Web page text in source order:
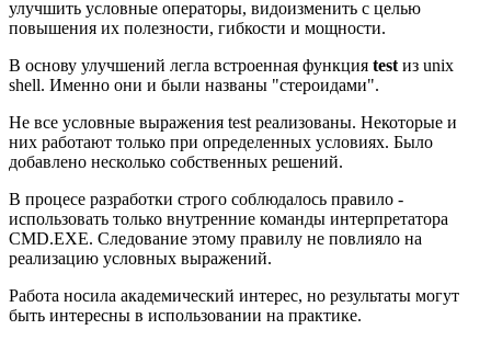
улучшить условные операторы, видоизменить с целью
повышения их полезности, гибкости и мощности.
В основу улучшений легла встроенная функция test из unix
shell. Именно они и были названы "стероидами".
Не все условные выражения test реализованы. Некоторые и
них работают только при определенных условиях. Было
добавлено несколько собственных решений.
В процесе разработки строго соблюдалось правило -
использовать только внутренние команды интерпретатора
CMD.EXE. Следование этому правилу не повлияло на
реализацию условных выражений.
Работа носила академический интерес, но результаты могут
быть интересны в использовании на практике.